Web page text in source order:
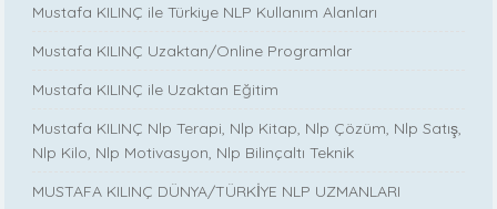
Mustafa KILINÇ ile Türkiye NLP Kullanım Alanları
Mustafa KILINÇ Uzaktan/Online Programlar
Mustafa KILINÇ ile Uzaktan Eğitim
Mustafa KILINÇ Nlp Terapi, Nlp Kitap, Nlp Çözüm, Nlp Satış,
Nlp Kilo, Nlp Motivasyon, Nlp Bilinçaltı Teknik
MUSTAFA KILINÇ DÜNYA/TÜRKİYE NLP UZMANLARI